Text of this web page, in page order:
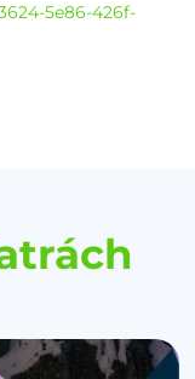
5e86-426f-